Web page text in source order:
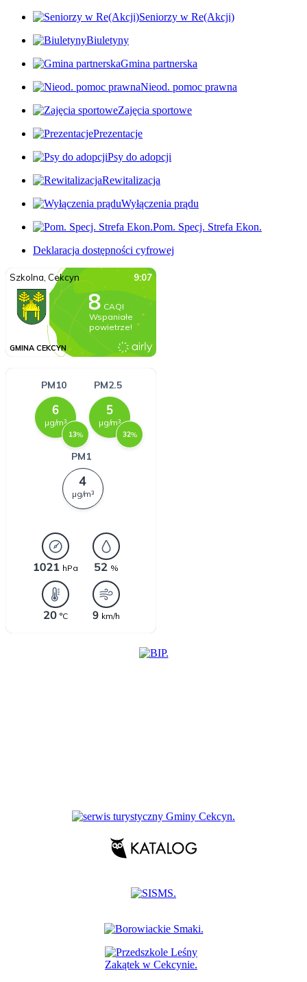
Seniorzy w Re(Akcji)
Biuletyny
Gmina partnerska
Nieod. pomoc prawna
Zajęcia sportowe
Prezentacje
Psy do adopcji
Rewitalizacja
Wyłączenia prądu
Pom. Specj. Strefa Ekon.
Deklaracja dostępności cyfrowej